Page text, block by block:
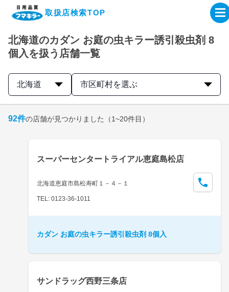
取扱店検索TOP
企業・IR情報サイト
製品情報サイト
取扱店検索はこちら
北海道のカダン お庭の虫キラー誘引殺虫剤 8
個入を扱う店舗一覧
北海道 市区町村を選ぶ
92件の店舗が見つかりました （1~20件目）
スーパーセンタートライアル恵庭島松店
北海道恵庭市島松寿町１－４－１
TEL: 0123-36-1011
カダン お庭の虫キラー誘引殺虫剤 8個入
サンドラッグ西野三条店